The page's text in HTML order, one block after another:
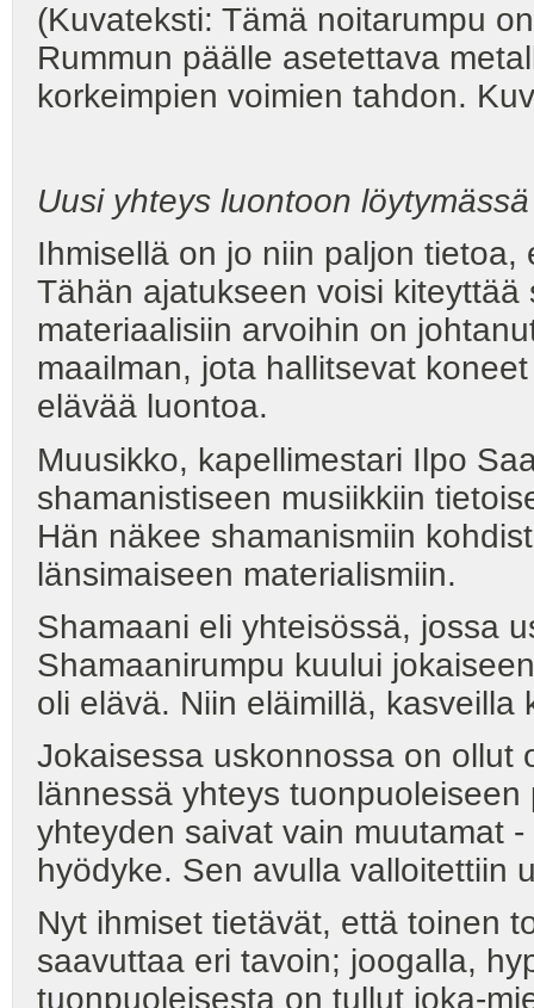
(Kuvateksti: Tämä noitarumpu
Rummun päälle asetettava
korkeimpien voimien tahdon.
Uusi yhteys luontoon löytymässä
Ihmisellä on jo niin paljon
Tähän ajatukseen voisi
materiaalisiin arvoihin on
maailman, jota hallitsevat
elävää luontoa.
Muusikko, kapellimestari Ilpo
shamanistiseen musiikkiin
Hän näkee shamanismiin
länsimaiseen materialismiin.
Shamaani eli yhteisössä, jossa
Shamaanirumpu kuului
oli elävä. Niin eläimillä, kasveilla
Jokaisessa uskonnossa on ollut
lännessä yhteys
yhteyden saivat vain muutamat
hyödyke. Sen avulla valloitettiin
Nyt ihmiset tietävät, että toinen
saavuttaa eri tavoin; joogalla,
tuonpuoleisesta on tullut joka-